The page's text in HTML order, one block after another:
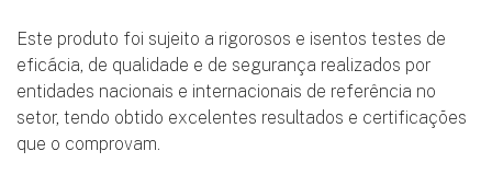
Este produto foi sujeito a rigorosos e isentos testes de
eficácia, de qualidade e de segurança realizados por
entidades nacionais e internacionais de referência no
setor, tendo obtido excelentes resultados e certificações
que o comprovam.